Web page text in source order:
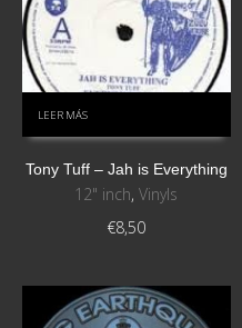
LEER MÁS
Tony Tuff – Jah is Everything
12" inch,Vinyls
€8,50